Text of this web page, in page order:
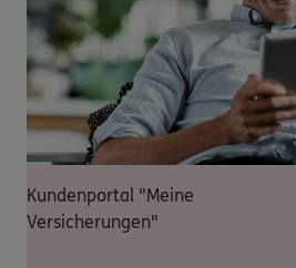
Kundenportal "Meine
Versicherungen"